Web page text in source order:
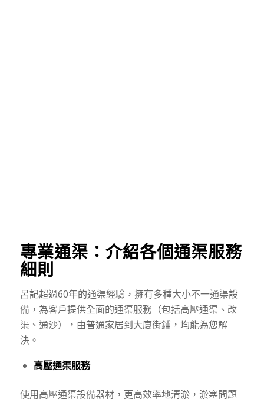
專業通渠：介紹各個通渠服務
細則
呂記超過60年的通渠經驗，擁有多種大小不一通渠設
備，為客戶提供全面的通渠服務（包括高壓通渠、改
渠、通沙），由普通家居到大廈街鋪，均能為您解
決。
高壓通渠服務
使用高壓通渠設備器材，更高效率地清淤，淤塞問題